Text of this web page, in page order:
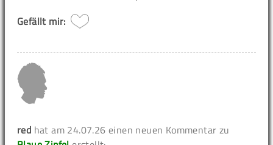
Gefällt mir:
red hat am 24.07.26 einen neuen Kommentar zu